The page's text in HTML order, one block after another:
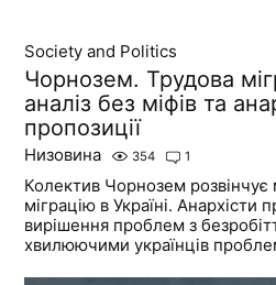
Society and Politics
Чорнозем. Трудова
аналіз без міфів та
пропозиції
Низовина 354 1
Колектив Чорнозем розвінчує
міграцію в Україні. Анархісти
вирішення проблем з
хвилюючими українців